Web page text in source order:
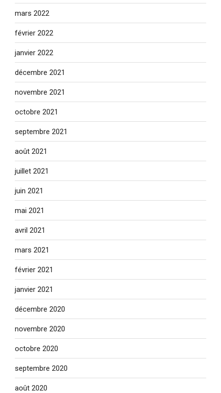
mars 2022
février 2022
janvier 2022
décembre 2021
novembre 2021
octobre 2021
septembre 2021
août 2021
juillet 2021
juin 2021
mai 2021
avril 2021
mars 2021
février 2021
janvier 2021
décembre 2020
novembre 2020
octobre 2020
septembre 2020
août 2020